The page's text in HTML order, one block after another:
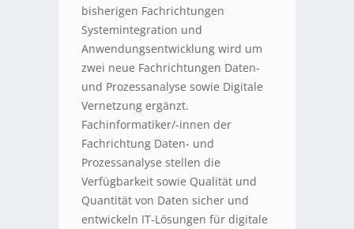
bisherigen Fachrichtungen
Systemintegration und
Anwendungsentwicklung wird um
zwei neue Fachrichtungen Daten-
und Prozessanalyse sowie Digitale
Vernetzung ergänzt.
Fachinformatiker/-innen der
Fachrichtung Daten- und
Prozessanalyse stellen die
Verfügbarkeit sowie Qualität und
Quantität von Daten sicher und
entwickeln IT-Lösungen für digitale